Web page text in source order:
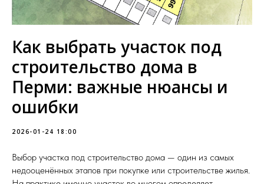
Как выбрать участок под
строительство дома в
Перми: важные нюансы и
ошибки
2026-01-24 18:00
Выбор участка под строительство дома — один из самых
недооценённых этапов при покупке или строительстве жилья.